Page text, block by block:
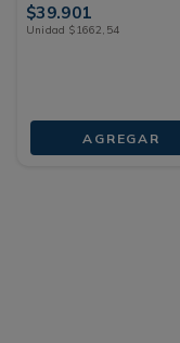
$39.901
Unidad $1662, 54
AGREGAR